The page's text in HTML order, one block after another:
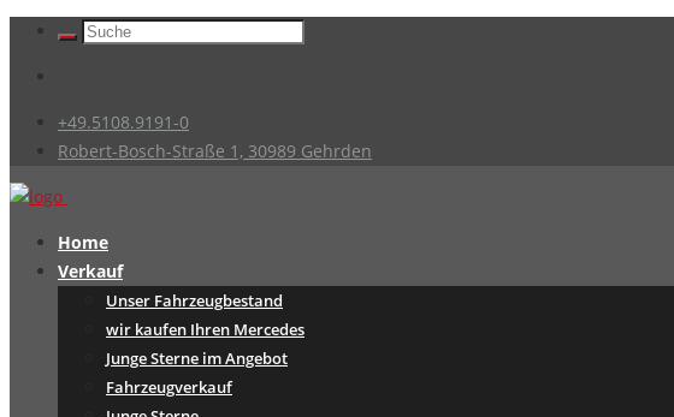
+49.5108.9191-0
Robert-Bosch-Straße 1, 30989 Gehrden
Home
Verkauf
Unser Fahrzeugbestand
wir kaufen Ihren Mercedes
Junge Sterne im Angebot
Fahrzeugverkauf